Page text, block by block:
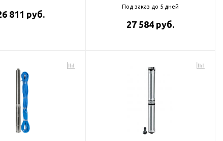
811 руб.
Под заказ до 5 дней
27 584 руб.